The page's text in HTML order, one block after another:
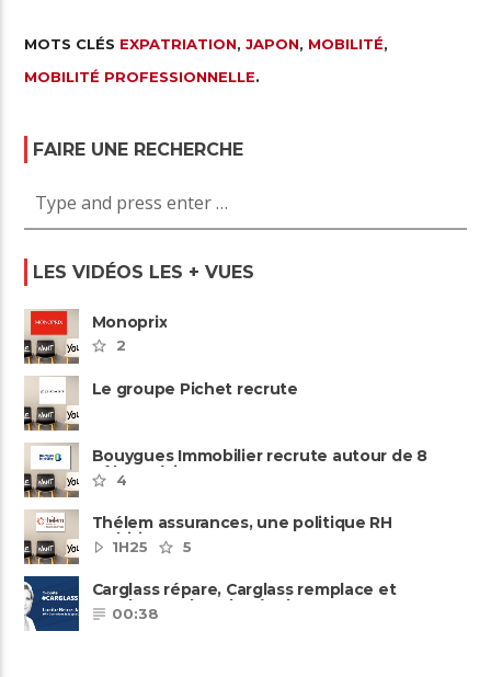
MOTS CLÉS EXPATRIATION,JAPON, MOBILITÉ,
MOBILITÉ PROFESSIONNELLE.
FAIRE UNE RECHERCHE
LES VIDÉOS LES + VUES
Monoprix
2
Le groupe Pichet recrute
Bouygues Immobilier recrute autour de 8
pôles métiers
4
Thélem assurances, une politique RH
ambitieuse
1H25 5
Carglass répare, Carglass remplace et
Carglass embauche également.
00:38